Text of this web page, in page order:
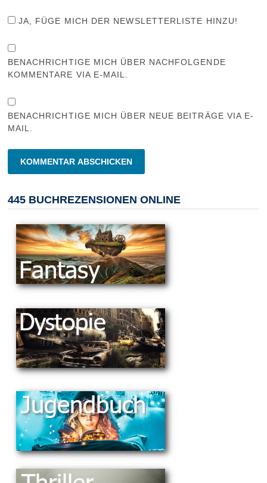
JA, FÜGE MICH DER NEWSLETTERLISTE HINZU!
BENACHRICHTIGE MICH ÜBER NACHFOLGENDE
KOMMENTARE VIA E-MAIL.
BENACHRICHTIGE MICH ÜBER NEUE BEITRÄGE VIA E-
MAIL.
445 BUCHREZENSIONEN ONLINE